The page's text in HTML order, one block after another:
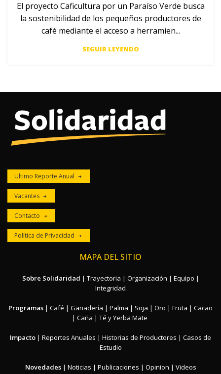
El proyecto Caficultura por un Paraíso Verde busca
la sostenibilidad de los pequeños productores de
café mediante el acceso a herramien...
SEGUIR LEYENDO
Ultimo Reporte Anual
Vacantes
Contacto
Política de Privacidad
MAPA DEL SITIO
Sobre Solidaridad | Trayectoria | Organización | Equipo |
Integridad
Programas | Café | Ganadería | Palma | Soja | Oro | Fruta | Cacao
| Caña | Té y Yerba Mate
Impacto | Reportes Anuales | Historias de Productores | Casos de
Estudio
Novedades| Noticias | Publicaciones | Opinion | Videos